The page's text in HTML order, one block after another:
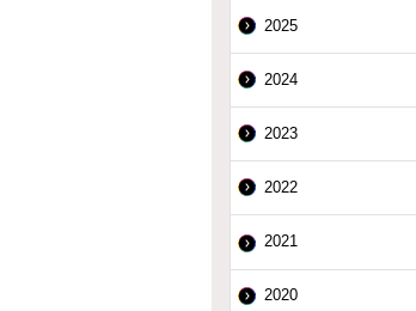
2025
2024
2023
2022
2021
2020